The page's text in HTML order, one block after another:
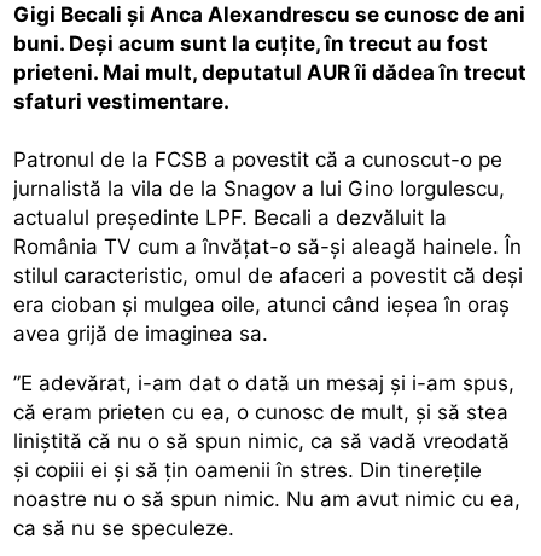
Gigi Becali și Anca Alexandrescu se cunosc de ani
buni. Deși acum sunt la cuțite, în trecut au fost
prieteni. Mai mult, deputatul AUR îi dădea în trecut
sfaturi vestimentare.
Patronul de la FCSB a povestit că a cunoscut-o pe
jurnalistă la vila de la Snagov a lui Gino Iorgulescu,
actualul președinte LPF. Becali a dezvăluit la
România TV cum a învățat-o să-și aleagă hainele. În
stilul caracteristic, omul de afaceri a povestit că deși
era cioban și mulgea oile, atunci când ieșea în oraș
avea grijă de imaginea sa.
”E adevărat, i-am dat o dată un mesaj și i-am spus,
că eram prieten cu ea, o cunosc de mult, și să stea
liniștită că nu o să spun nimic, ca să vadă vreodată
și copiii ei și să țin oamenii în stres. Din tinerețile
noastre nu o să spun nimic. Nu am avut nimic cu ea,
ca să nu se speculeze.